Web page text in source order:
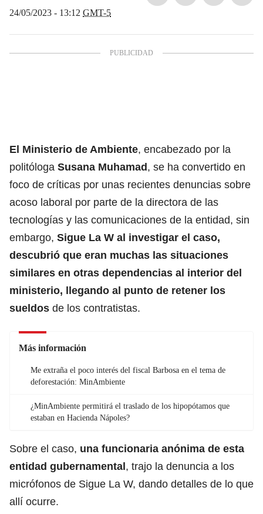
24/05/2023 - 13:12 GMT-5
El Ministerio de Ambiente, encabezado por la
politóloga Susana Muhamad, se ha convertido en
foco de críticas por unas recientes denuncias sobre
acoso laboral por parte de la directora de las
tecnologías y las comunicaciones de la entidad, sin
embargo, Sigue La W al investigar el caso,
descubrió que eran muchas las situaciones
similares en otras dependencias al interior del
ministerio, llegando al punto de retener los
sueldos de los contratistas.
Más información
Me extraña el poco interés del fiscal Barbosa en el tema de
deforestación: MinAmbiente
¿MinAmbiente permitirá el traslado de los hipopótamos que
estaban en Hacienda Nápoles?
Sobre el caso, una funcionaria anónima de esta
entidad gubernamental, trajo la denuncia a los
micrófonos de Sigue La W, dando detalles de lo que
allí ocurre.